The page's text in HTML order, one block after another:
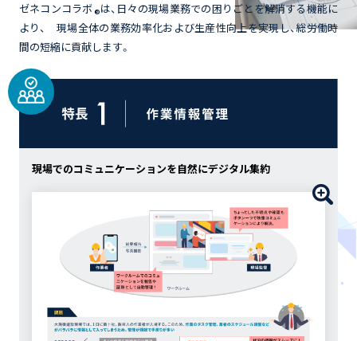
ゼネコンコラボ®は、日々の現場業務での困りごとを解消する機能に
より、 現場全体の業務効率化および生産性向上を実現し、総労働時
間の短縮に貢献します。
現場でのコミュニケーションを自然にデジタル集約